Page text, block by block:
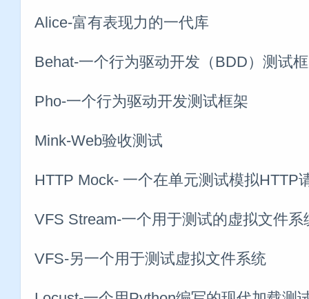
Alice-富有表现力的一代库
Behat-一个行为驱动开发（BDD）测试
Pho-一个行为驱动开发测试框架
Mink-Web验收测试
HTTP Mock- 一个在单元测试模拟HTTP
VFS Stream-一个用于测试的虚拟文件系
VFS-另一个用于测试虚拟文件系统